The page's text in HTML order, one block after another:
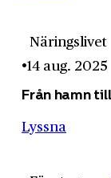
Näringslivet
14 aug. 2025
Från hamn
Lyssna